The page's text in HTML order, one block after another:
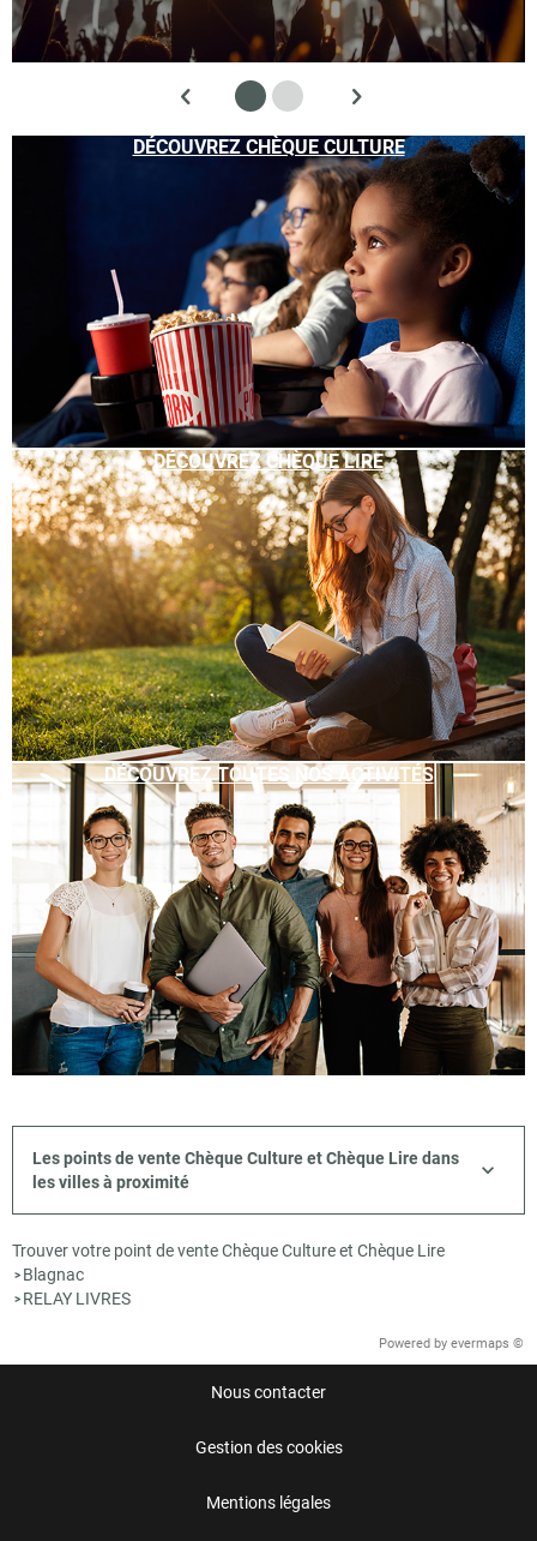
DÉCOUVREZ CHÈQUE CULTURE
DÉCOUVREZ CHÈQUE LIRE
DÉCOUVREZ TOUTES NOS ACTIVITÉS
Les points de vente Chèque Culture et Chèque Lire dans
les villes à proximité
Trouver votre point de vente Chèque Culture et Chèque Lire
> Blagnac
> RELAY LIVRES
Powered by evermaps ©
Nous contacter
Gestion des cookies
Mentions légales